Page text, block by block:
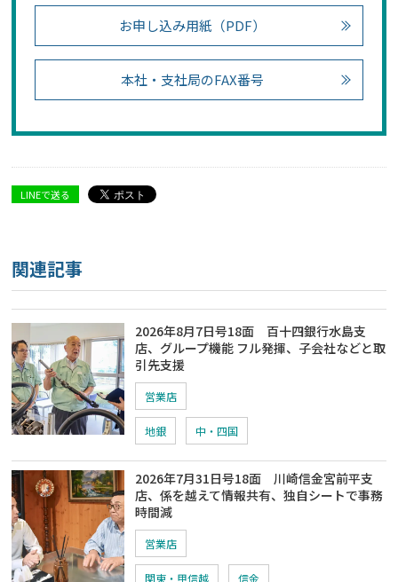
お申し込み用紙（PDF）
本社・支社局のFAX番号
LINEで送る
関連記事
2026年8月7日号18面 百十四銀行水島支
店、グループ機能 フル発揮、子会社などと取
引先支援
営業店
地銀 中・四国
2026年7月31日号18面 川崎信金宮前平支
店、係を越えて情報共有、独自シートで事務
時間減
営業店
関東・甲信越 信金